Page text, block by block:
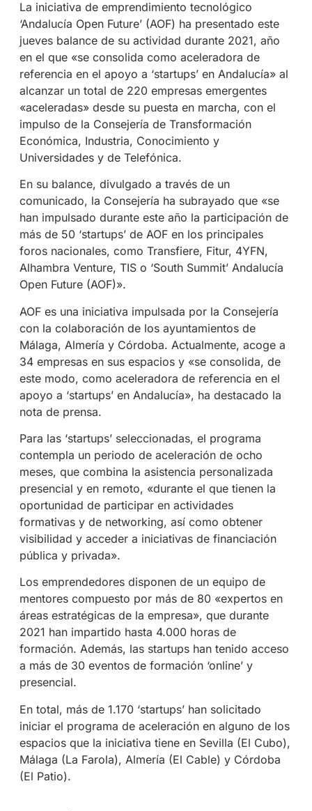
La iniciativa de emprendimiento tecnológico
‘Andalucía Open Future’ (AOF) ha presentado este
jueves balance de su actividad durante 2021, año
en el que «se consolida como aceleradora de
referencia en el apoyo a ‘startups’ en Andalucía» al
alcanzar un total de 220 empresas emergentes
«aceleradas» desde su puesta en marcha, con el
impulso de la Consejería de Transformación
Económica, Industria, Conocimiento y
Universidades y de Telefónica.
En su balance, divulgado a través de un
comunicado, la Consejería ha subrayado que «se
han impulsado durante este año la participación de
más de 50 ‘startups’ de AOF en los principales
foros nacionales, como Transfiere, Fitur, 4YFN,
Alhambra Venture, TIS o ‘South Summit’ Andalucía
Open Future (AOF)».
AOF es una iniciativa impulsada por la Consejería
con la colaboración de los ayuntamientos de
Málaga, Almería y Córdoba. Actualmente, acoge a
34 empresas en sus espacios y «se consolida, de
este modo, como aceleradora de referencia en el
apoyo a ‘startups’ en Andalucía», ha destacado la
nota de prensa.
Para las ‘startups’ seleccionadas, el programa
contempla un periodo de aceleración de ocho
meses, que combina la asistencia personalizada
presencial y en remoto, «durante el que tienen la
oportunidad de participar en actividades
formativas y de networking, así como obtener
visibilidad y acceder a iniciativas de financiación
pública y privada».
Los emprendedores disponen de un equipo de
mentores compuesto por más de 80 «expertos en
áreas estratégicas de la empresa», que durante
2021 han impartido hasta 4.000 horas de
formación. Además, las startups han tenido acceso
a más de 30 eventos de formación ‘online’ y
presencial.
En total, más de 1.170 ‘startups’ han solicitado
iniciar el programa de aceleración en alguno de los
espacios que la iniciativa tiene en Sevilla (El Cubo),
Málaga (La Farola), Almería (El Cable) y Córdoba
(El Patio).